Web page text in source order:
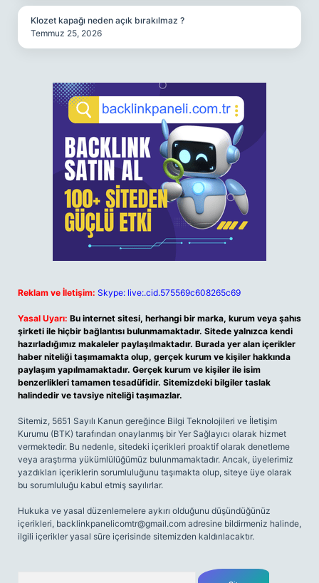
Klozet kapağı neden açık bırakılmaz ?
Temmuz 25, 2026
Reklam ve İletişim: Skype: live:.cid.575569c608265c69
Yasal Uyarı: Bu internet sitesi, herhangi bir marka, kurum veya şahıs
şirketi ile hiçbir bağlantısı bulunmamaktadır. Sitede yalnızca kendi
hazırladığımız makaleler paylaşılmaktadır. Burada yer alan içerikler
haber niteliği taşımamakta olup, gerçek kurum ve kişiler hakkında
paylaşım yapılmamaktadır. Gerçek kurum ve kişiler ile isim
benzerlikleri tamamen tesadüfidir. Sitemizdeki bilgiler taslak
halindedir ve tavsiye niteliği taşımazlar.
Sitemiz, 5651 Sayılı Kanun gereğince Bilgi Teknolojileri ve İletişim
Kurumu (BTK) tarafından onaylanmış bir Yer Sağlayıcı olarak hizmet
vermektedir. Bu nedenle, sitedeki içerikleri proaktif olarak denetleme
veya araştırma yükümlülüğümüz bulunmamaktadır. Ancak, üyelerimiz
yazdıkları içeriklerin sorumluluğunu taşımakta olup, siteye üye olarak
bu sorumluluğu kabul etmiş sayılırlar.
Hukuka ve yasal düzenlemelere aykırı olduğunu düşündüğünüz
içerikleri, backlinkpanelicomtr@gmail.com adresine bildirmeniz halinde,
ilgili içerikler yasal süre içerisinde sitemizden kaldırılacaktır.